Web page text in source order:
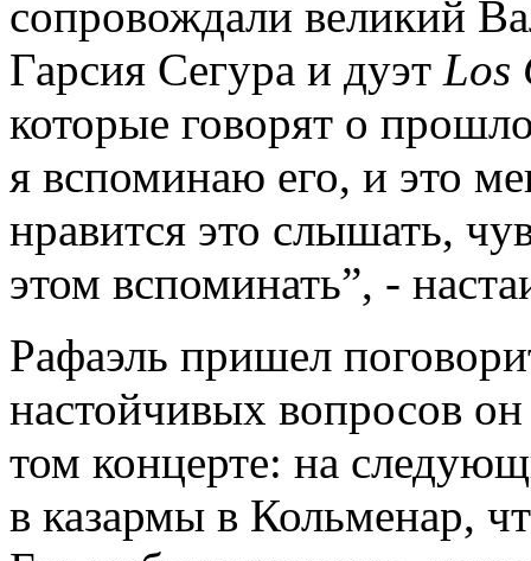
сопровождали великий
Гарсия Сегура и дуэт Los
которые говорят о
я вспоминаю его, и это
нравится это слышать,
этом вспоминать”, -
Рафаэль пришел
настойчивых вопросов
том концерте: на
в казармы в Кольменар,